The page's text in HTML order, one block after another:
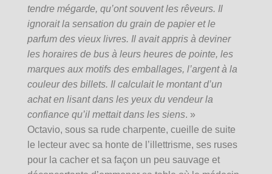
tendre mégarde, qu’ont souvent les rêveurs. Il
ignorait la sensation du grain de papier et le
parfum des vieux livres. Il avait appris à deviner
les horaires de bus à leurs heures de pointe, les
marques aux motifs des emballages, l’argent à la
couleur des billets. Il calculait le montant d’un
achat en lisant dans les yeux du vendeur la
confiance qu’il mettait dans les siens. »
Octavio, sous sa rude charpente, cueille de suite
le lecteur avec sa honte de l’illettrisme, ses ruses
pour la cacher et sa façon un peu sauvage et